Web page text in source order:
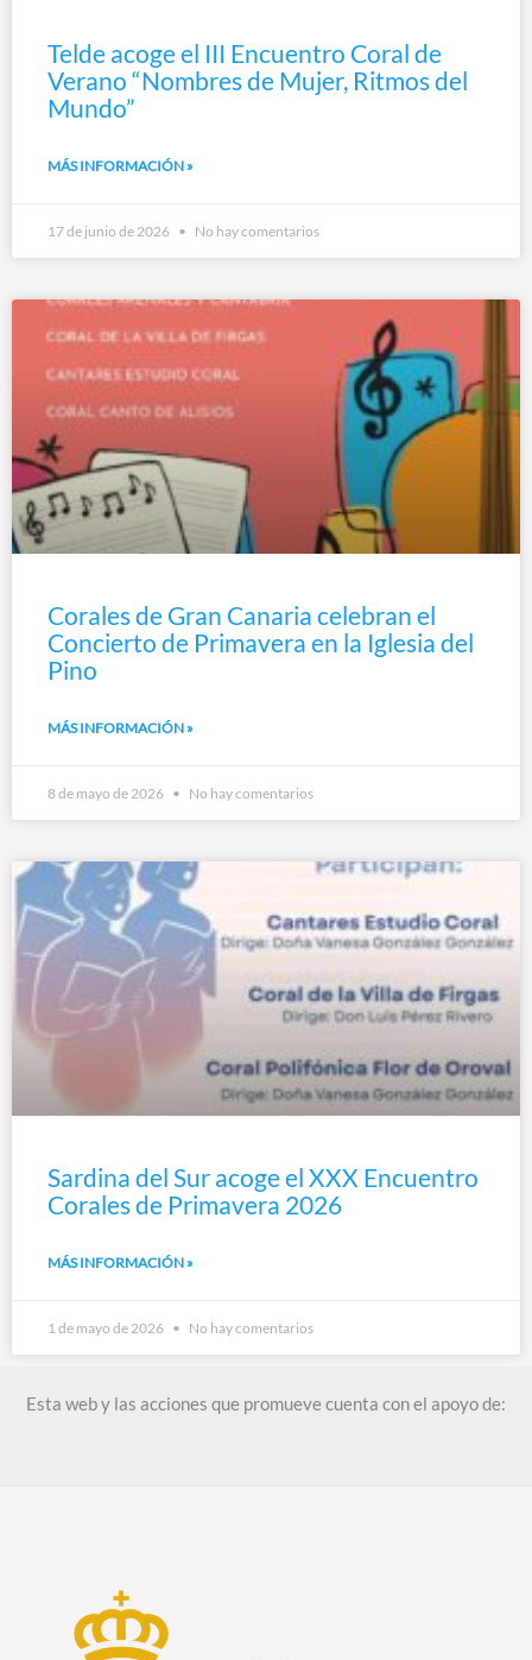
Telde acoge el III Encuentro Coral de
Verano “Nombres de Mujer, Ritmos del
Mundo”
MÁS INFORMACIÓN »
17 de junio de 2026 No hay comentarios
Corales de Gran Canaria celebran el
Concierto de Primavera en la Iglesia del
Pino
MÁS INFORMACIÓN »
8 de mayo de 2026 No hay comentarios
Sardina del Sur acoge el XXX Encuentro
Corales de Primavera 2026
MÁS INFORMACIÓN »
1 de mayo de 2026 No hay comentarios
Esta web y las acciones que promueve cuenta con el apoyo de: